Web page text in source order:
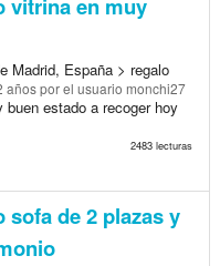
Madrid, España > regalo
añospor el usuario monchi27
buen estado a recoger hoy
2483 lecturas
sofa de 2 plazas y